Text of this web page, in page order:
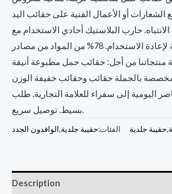
الشعارات أو الأعمال الفنية على حقائب اليد
حارب البلاستيك أحادي الاستخدام مع
تصميماتنا القابلة لإعادة الاستخدام. 78% من المواد من مصادر
منتجاتنا من أجل: حقائب حمل مطبوعة أنيقة
بالجملة حقائب وحقائب خفيفة الوزن
اليومية إلى سفراء للعلامة التجارية. طلب
بسيط. توصيل سريع.
الفئات:حقيبة جلدية,الوافدون الجدد ,حقيبة جلدية
Description